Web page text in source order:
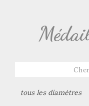
tous les diamètres